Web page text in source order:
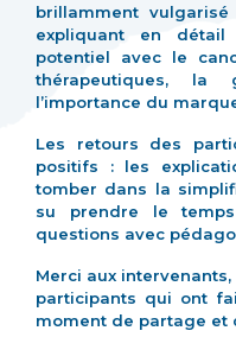
brillamment
expliquant en
potentiel avec le
thérapeutiques, la
l’importance du
Les retours des
positifs : les
tomber dans la
su prendre le
questions avec
Merci aux
participants qui ont
moment de partage et